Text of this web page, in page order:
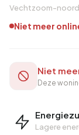
Vechtzoom-
Niet meer
Lagere
Niet
Deze